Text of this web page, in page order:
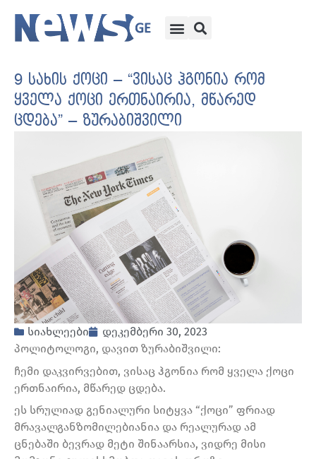
9 სახის ქოცი – “ვისაც ჰგონია რომ
ყველა ქოცი ერთნაირია, მწარედ
ცდება” – ზურაბიშვილი
სიახლეები
დეკემბერი 30, 2023
პოლიტოლოგი, დავით ზურაბიშვილი:
ჩემი დაკვირვებით, ვისაც ჰგონია რომ ყველა ქოცი
ერთნაირია, მწარედ ცდება.
ეს სრულიად გენიალური სიტყვა “ქოცი” ფრიად
მრავალგანზომილებიანია და რეალურად ამ
ცნებაში ბევრად მეტი შინაარსია, ვიდრე მისი